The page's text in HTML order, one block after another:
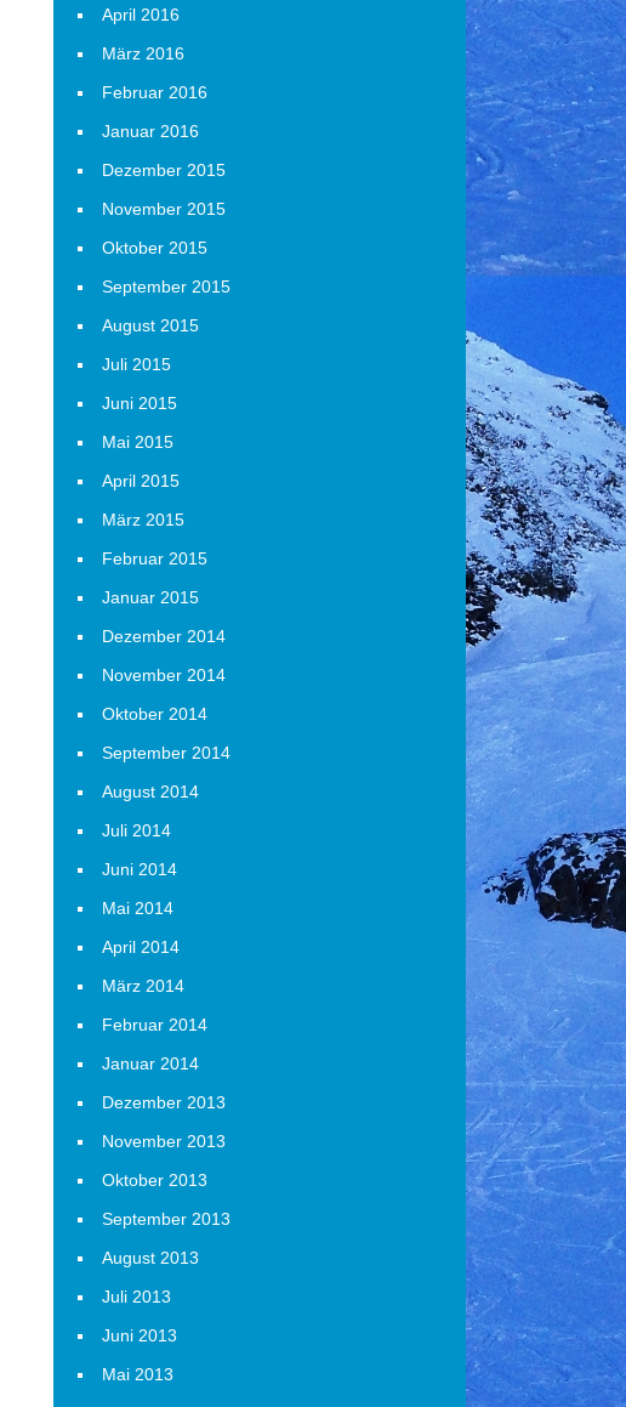
April 2016
März 2016
Februar 2016
Januar 2016
Dezember 2015
November 2015
Oktober 2015
September 2015
August 2015
Juli 2015
Juni 2015
Mai 2015
April 2015
März 2015
Februar 2015
Januar 2015
Dezember 2014
November 2014
Oktober 2014
September 2014
August 2014
Juli 2014
Juni 2014
Mai 2014
April 2014
März 2014
Februar 2014
Januar 2014
Dezember 2013
November 2013
Oktober 2013
September 2013
August 2013
Juli 2013
Juni 2013
Mai 2013